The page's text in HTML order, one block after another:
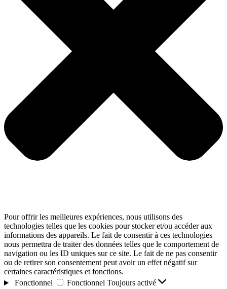
Pour offrir les meilleures expériences, nous utilisons des
technologies telles que les cookies pour stocker et/ou accéder aux
informations des appareils. Le fait de consentir à ces technologies
nous permettra de traiter des données telles que le comportement de
navigation ou les ID uniques sur ce site. Le fait de ne pas consentir
ou de retirer son consentement peut avoir un effet négatif sur
certaines caractéristiques et fonctions.
Fonctionnel
Fonctionnel Toujours activé